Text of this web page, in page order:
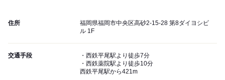
住所
福岡県福岡市中央区高砂2-15-28 第8ダイヨシビ
ル 1F
交通手段
・西鉄平尾駅より徒歩7分
・西鉄薬院駅より徒歩10分
西鉄平尾駅から421m